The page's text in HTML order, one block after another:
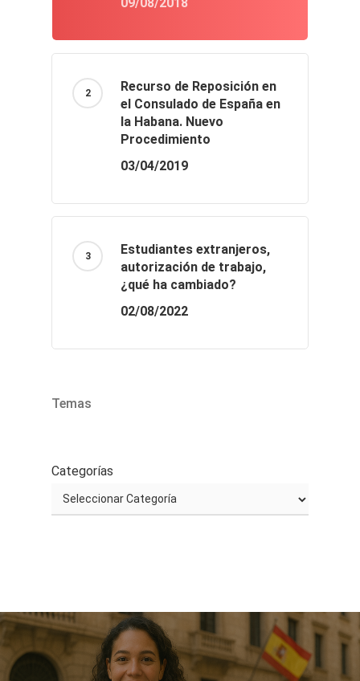
Recurso de Reposición en
el Consulado de España en
la Habana. Nuevo
Procedimiento
03/04/2019
Estudiantes extranjeros,
autorización de trabajo,
¿qué ha cambiado?
02/08/2022
Temas
Categorías